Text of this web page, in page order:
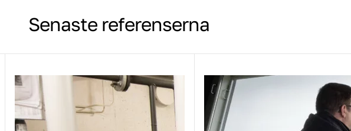
Senaste referenserna